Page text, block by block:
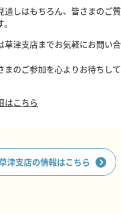
通しはもちろん、皆さまのご
草津支店までお気軽にお問い
まのご参加を心よりお待ちし
はこちら
津支店の情報はこちら